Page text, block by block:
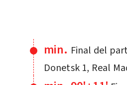
min. Final del
Donetsk 1, Real